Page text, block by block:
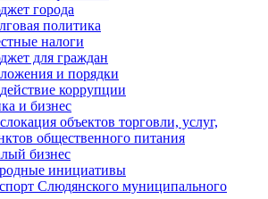
города
политика
налоги
для граждан
и порядки
коррупции
и бизнес
объектов торговли, услуг,
общественного питания
бизнес
инициативы
Слюдянского муниципального